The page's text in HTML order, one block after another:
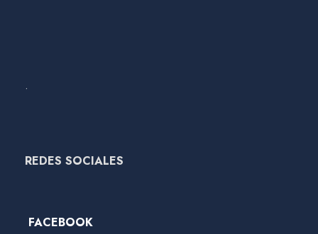
.
REDES SOCIALES
FACEBOOK